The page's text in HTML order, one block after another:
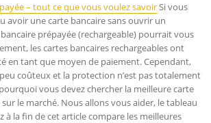
– tout ce que vous voulez savoirSi vous
avoir une carte bancaire sans ouvrir un
prépayée (rechargeable) pourrait vous
les cartes bancaires rechargeables ont
en tant que moyen de paiement. Cependant,
coûteux et la protection n’est pas totalement
vous devez chercher la meilleure carte
le marché. Nous allons vous aider, le tableau
à la fin de cet article compare les meilleures